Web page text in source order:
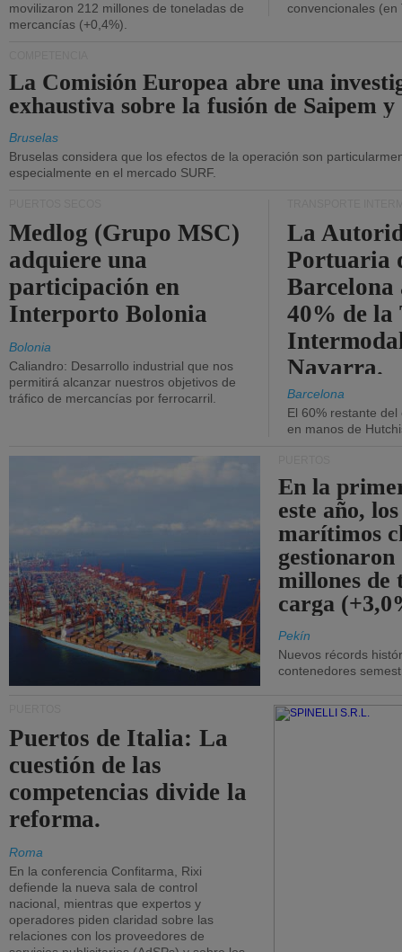
movilizaron 212 millones de toneladas de
mercancías (+0,4%).
convencionales (en
La Comisión Europea abre una
exhaustiva sobre la fusión de Saipem y
Bruselas
Bruselas considera que los efectos de la operación son
especialmente en el mercado SURF.
Medlog (Grupo MSC)
adquiere una
participación en
Interporto Bolonia
Bolonia
Caliandro: Desarrollo industrial que nos
permitirá alcanzar nuestros objetivos de
tráfico de mercancías por ferrocarril.
La
Portuaria
40% de la
Navarra.
Barcelona
El 60% restante
en manos de
En la
este año,
marítimos
gestionaron
millones de
carga
Pekín
Nuevos récords
contenedores
Puertos de Italia: La
cuestión de las
competencias divide la
reforma.
Roma
En la conferencia Confitarma, Rixi
defiende la nueva sala de control
nacional, mientras que expertos y
operadores piden claridad sobre las
relaciones con los proveedores de